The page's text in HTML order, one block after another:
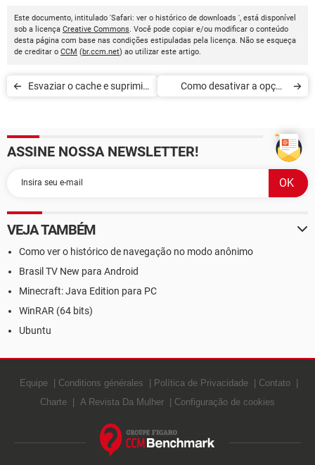
Este documento, intitulado 'Safari: ver o histórico de downloads ', está disponível
sob a licença Creative Commons. Você pode copiar e/ou modificar o conteúdo
desta página com base nas condições estipuladas pela licença. Não se esqueça
de creditar o CCM (br.ccm.net) ao utilizar este artigo.
Esvaziar o cache e suprimir
Como desativar a opção
ASSINE NOSSA NEWSLETTER!
VEJA TAMBÉM
Como ver o histórico de navegação no modo anônimo
Brasil TV New para Android
Minecraft: Java Edition para PC
WinRAR (64 bits)
Ubuntu
Equipe Conditions générales Política de Privacidade
Contato
Charte
A Revista Da Mulher Configuração de cookies